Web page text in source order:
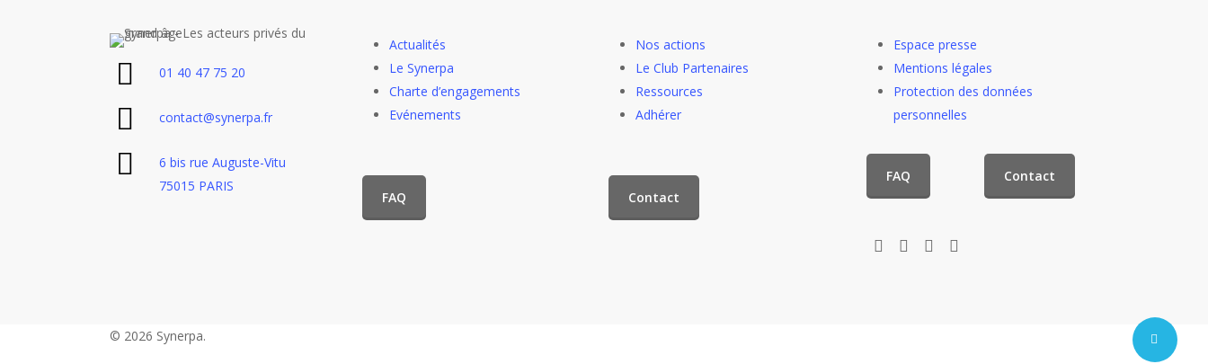
01 40 47 75 20
contact@synerpa.fr
6 bis rue Auguste-Vitu
75015 PARIS
Actualités
Le Synerpa
Charte d’engagements
Evénements
Nos actions
Le Club Partenaires
Ressources
Adhérer
FAQ Contact
Espace presse
Mentions légales
Protection des données
personnelles
FAQ Contact
© 2026 Synerpa.